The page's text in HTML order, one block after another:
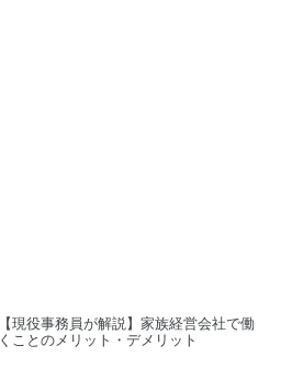
【現役事務員が解説】家族経営会社で働
くことのメリット・デメリット